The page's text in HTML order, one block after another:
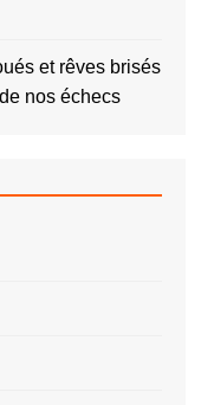
et rêves brisés
nos échecs